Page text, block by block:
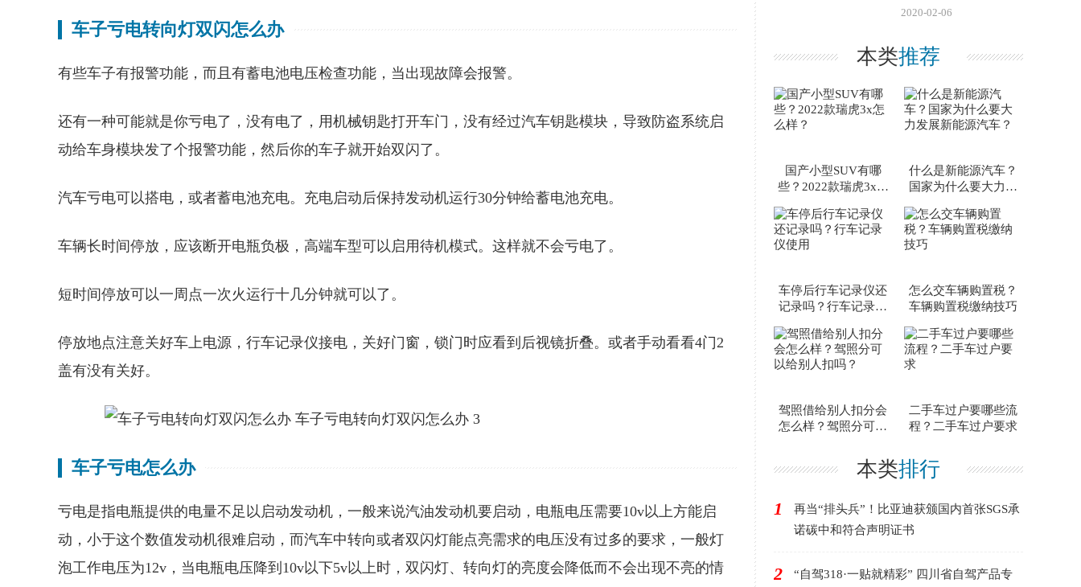
车子亏电转向灯双闪怎么办
有些车子有报警功能，而且有蓄电池电压检查功能，当出现故障会报警。
还有一种可能就是你亏电了，没有电了，用机械钥匙打开车门，没有经过汽车钥匙模块，导致防盗系统启
动给车身模块发了个报警功能，然后你的车子就开始双闪了。
汽车亏电可以搭电，或者蓄电池充电。充电启动后保持发动机运行30分钟给蓄电池充电。
车辆长时间停放，应该断开电瓶负极，高端车型可以启用待机模式。这样就不会亏电了。
短时间停放可以一周点一次火运行十几分钟就可以了。
停放地点注意关好车上电源，行车记录仪接电，关好门窗，锁门时应看到后视镜折叠。或者手动看看4门2
盖有没有关好。
车子亏电怎么办
亏电是指电瓶提供的电量不足以启动发动机，一般来说汽油发动机要启动，电瓶电压需要10v以上方能启
动，小于这个数值发动机很难启动，而汽车中转向或者双闪灯能点亮需求的电压没有过多的要求，一般灯
泡工作电压为12v，当电瓶电压降到10v以下5v以上时，双闪灯、转向灯的亮度会降低而不会出现不亮的情
在清理库存。这类车往往
比较放心买的。..
2020-02-06
本类推荐
国产小型SUV有哪
些？2022款瑞虎3x怎
什么是新能源汽车？
国家为什么要大力发
车停后行车记录仪还
记录吗？行车记录仪
怎么交车辆购置税？
车辆购置税缴纳技巧
驾照借给别人扣分会
怎么样？驾照分可以
二手车过户要哪些流
程？二手车过户要求
本类排行
1
再当“排头兵”！比亚迪获颁国内首张SGS承
诺碳中和符合声明证书
2
“自驾318·一贴就精彩” 四川省自驾产品专